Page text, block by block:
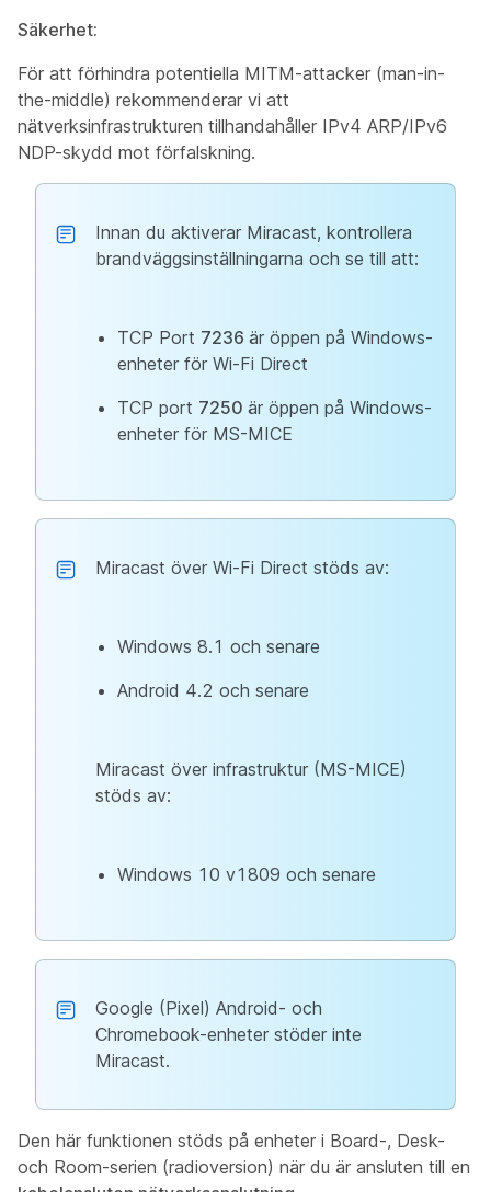
Säkerhet:
För att förhindra potentiella MITM-attacker (man-in-
the-middle) rekommenderar vi att
nätverksinfrastrukturen tillhandahåller IPv4 ARP/IPv6
NDP-skydd mot förfalskning.
Innan du aktiverar Miracast, kontrollera
brandväggsinställningarna och se till att:
TCP Port 7236 är öppen på Windows-
enheter för Wi-Fi Direct
TCP port 7250 är öppen på Windows-
enheter för MS-MICE
Miracast över Wi-Fi Direct stöds av:
Windows 8.1 och senare
Android 4.2 och senare
Miracast över infrastruktur (MS-MICE)
stöds av:
Windows 10 v1809 och senare
Google (Pixel) Android- och
Chromebook-enheter stöder inte
Miracast.
Den här funktionen stöds på enheter i Board-, Desk-
och Room-serien (radioversion) när du är ansluten till en